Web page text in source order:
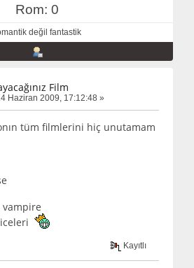
Rom: 0
değil fantastik
Film
Haziran 2009, 17:12:48 »
tüm filmlerini hiç unutamam
Kayıtlı